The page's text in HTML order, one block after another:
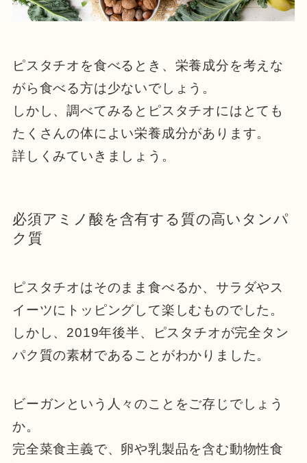
ピスタチオを食べるとき、栄養成分を考えな
がら食べる方は少ないでしょう。
しかし、調べてみるとピスタチオにはとても
たくさんの体によい栄養成分があります。
詳しくみていきましょう。
必須アミノ酸を含有する質の高いタンパ
ク質
ピスタチオはそのまま食べるか、サラダやス
イーツにトッピングして楽しむものでした。
しかし、2019年後半、ピスタチオが完全タン
パク質の素材であることがわかりました。
ビーガンという人々のことをご存じでしょう
か。
完全菜食主義で、卵や乳製品を含む動物性食